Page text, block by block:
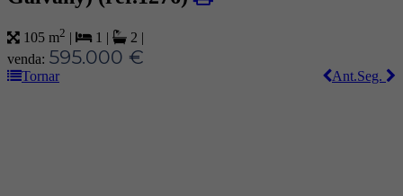
105 m2 | 1 | 2 |
venda: 595.000 €
Tornar Seg.
Ant.